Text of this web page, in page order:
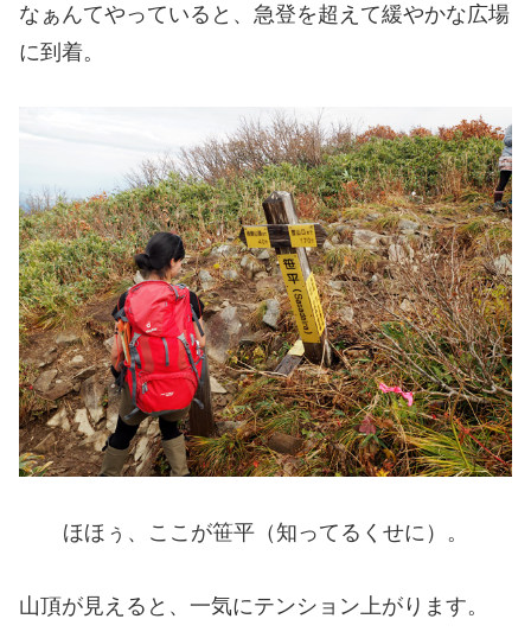
なぁんてやっていると、急登を超えて緩やかな広場
に到着。
ほほぅ、ここが笹平（知ってるくせに）。
山頂が見えると、一気にテンション上がります。